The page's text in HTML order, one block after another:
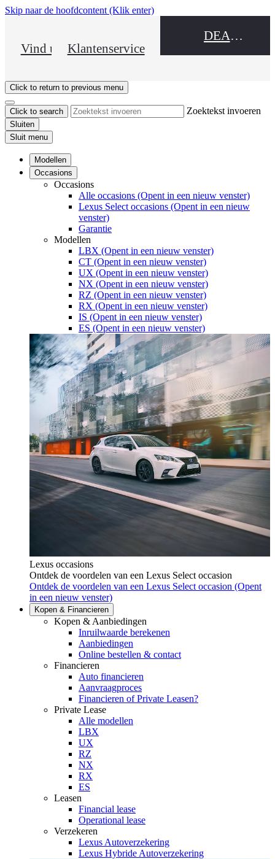
Skip naar de hoofdcontent (Klik enter)
Vind uw dealerKlantenservice
DEALER NAME
Click to return to previous menu
Click to search Zoektekst invoeren
Sluiten
Sluit menu
Modellen
Occasions
Occasions
Alle occasions (Opent in een nieuw venster)
Lexus Select occasions (Opent in een nieuw
venster)
Garantie
Modellen
LBX (Opent in een nieuw venster)
CT (Opent in een nieuw venster)
UX (Opent in een nieuw venster)
NX (Opent in een nieuw venster)
RZ (Opent in een nieuw venster)
RX (Opent in een nieuw venster)
IS (Opent in een nieuw venster)
ES (Opent in een nieuw venster)
Lexus occasions
Ontdek de voordelen van een Lexus Select occasion
Ontdek de voordelen van een Lexus Select occasion (Opent
in een nieuw venster)
Kopen & Financieren
Kopen & Aanbiedingen
Inruilwaarde berekenen
Aanbiedingen
Online bestellen & contact
Financieren
Auto financieren
Aanvraagproces
Financieren of Private Leasen?
Private Lease
Alle modellen
LBX
UX
RZ
NX
RX
ES
Leasen
Financial lease
Operational lease
Verzekeren
Lexus Autoverzekering
Lexus Hybride Autoverzekering